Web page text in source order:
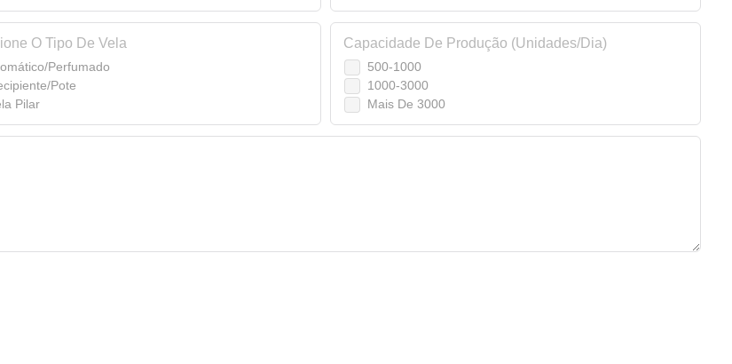
Perfumado
Pote
Pilar
O Tipo De Vela
500-1000
1000-3000
Mais De 3000
Capacidade De Produção (unidades/dia)